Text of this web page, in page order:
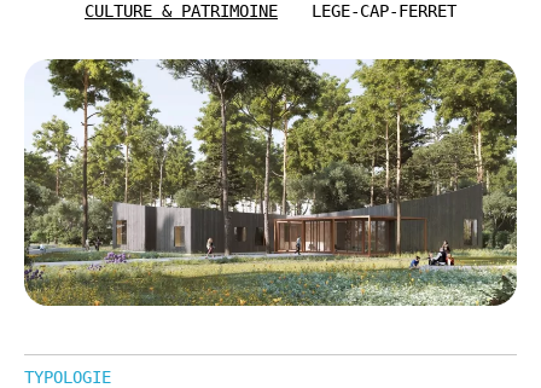
CULTURE & PATRIMOINE LEGE-CAP-FERRET
TYPOLOGIE